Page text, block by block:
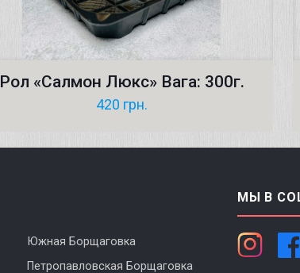
Рол «Салмон Люкс» Вага: 300г.
420 грн.
Южная Борщаговка
Петропавловская Борщаговка
МЫ В